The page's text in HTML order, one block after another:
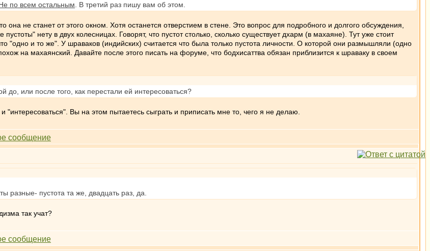
по всем остальным . В третий раз пишу вам об этом.
она не станет от этого окном. Хотя останется отверстием в стене. Это вопрос для подробного и долгого обсуждения,
нету в двух колесницах. Говорят, что пустот столько, сколько существует дхарм (в махаяне). Тут уже стоит
"одно и то же". У шраваков (индийских) считается что была только пустота личности. О которой они размышляли (одно
на махаянский. Давайте после этого писать на форуме, что бодхисаттва обязан приблизится к шраваку в своем
до, или после того, как перестали ей интересоваться?
"интересоваться". Вы на этом пытаетесь сыграть и приписать мне то, чего я не делаю.
разные- пустота та же, двадцать раз, да.
так учат?